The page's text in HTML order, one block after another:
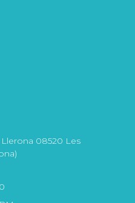
Llerona 08520 Les